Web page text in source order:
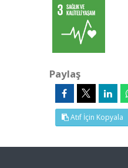
Paylaş
Atıf İçin Kopyala